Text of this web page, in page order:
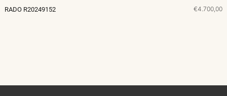
RADO R20249152 €4.700,00